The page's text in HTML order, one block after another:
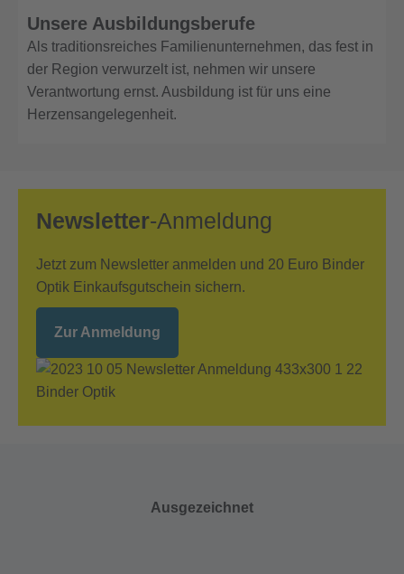
Unsere Ausbildungsberufe
Als traditionsreiches Familienunternehmen, das fest in
der Region verwurzelt ist, nehmen wir unsere
Verantwortung ernst. Ausbildung ist für uns eine
Herzensangelegenheit.
Newsletter-Anmeldung
Jetzt zum Newsletter anmelden und 20 Euro Binder
Optik Einkaufsgutschein sichern.
Zur Anmeldung
Ausgezeichnet